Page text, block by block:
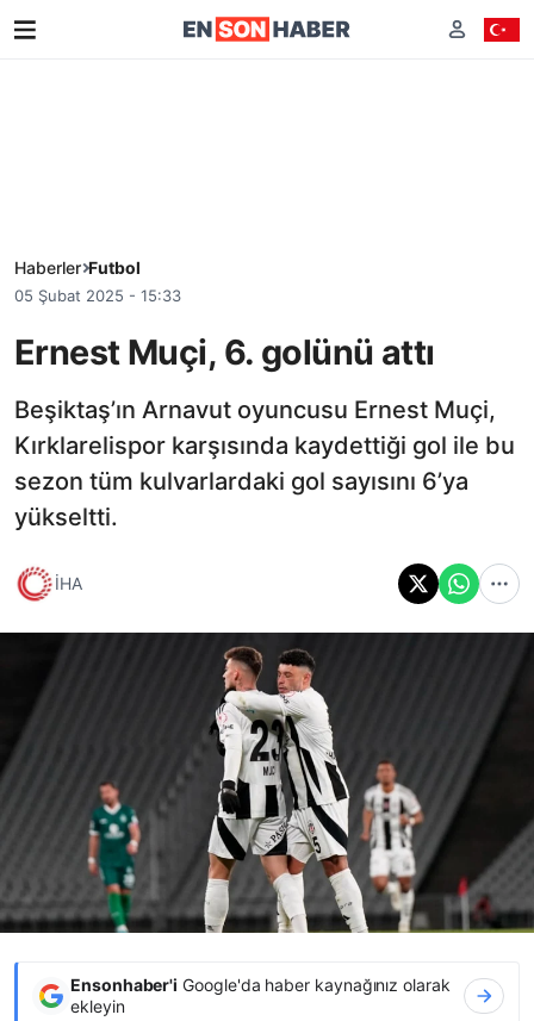
Haberler Futbol
05 Şubat 2025 - 15:33
Ernest Muçi, 6. golünü attı
Beşiktaş’ın Arnavut oyuncusu Ernest Muçi,
Kırklarelispor karşısında kaydettiği gol ile bu
sezon tüm kulvarlardaki gol sayısını 6’ya
yükseltti.
İHA
Ensonhaber'i Google'da haber kaynağınız olarak
ekleyin